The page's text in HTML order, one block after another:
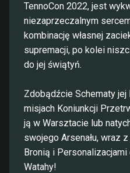
TennoCon 2022, jest
niezaprzeczalnym
kombinację własnej
supremacji, po kolei
do jej świątyń.
Zdobądźcie Schematy
misjach Koniunkcji
ją w Warsztacie lub
swojego Arsenału, wraz
Bronią i
Watahy!